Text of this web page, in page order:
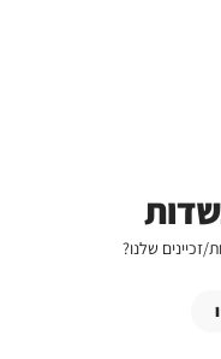
זכיינים שלנו?